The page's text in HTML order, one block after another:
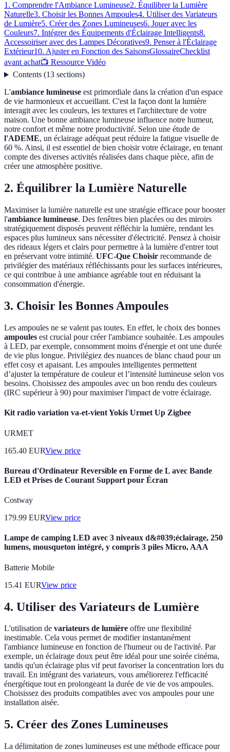
1. Comprendre l'Ambiance Lumineuse2. Équilibrer la Lumière
Naturelle3. Choisir les Bonnes Ampoules4. Utiliser des Variateurs
de Lumière5. Créer des Zones Lumineuses6. Jouer avec les
Couleurs7. Intégrer des Équipements d'Éclairage Intelligents8.
Accessoiriser avec des Lampes Décoratives9. Penser à l'Éclairage
Extérieur10. Ajuster en Fonction des SaisonsGlossaireChecklist
avant achat📺 Ressource Vidéo
Contents(13 sections)
L'ambiance lumineuse est primordiale dans la création d'un espace
de vie harmonieux et accueillant. C'est la façon dont la lumière
interagit avec les couleurs, les textures et l'architecture de votre
maison. Une bonne ambiance lumineuse influence notre humeur,
notre confort et même notre productivité. Selon une étude de
l'ADEME, un éclairage adéquat peut réduire la fatigue visuelle de
60 %. Ainsi, il est essentiel de bien choisir votre éclairage, en tenant
compte des diverses activités réalisées dans chaque pièce, afin de
créer une atmosphère positive.
2. Équilibrer la Lumière Naturelle
Maximiser la lumière naturelle est une stratégie efficace pour booster
l'ambiance lumineuse. Des fenêtres bien placées ou des miroirs
stratégiquement disposés peuvent réfléchir la lumière, rendant les
espaces plus lumineux sans nécessiter d'électricité. Pensez à choisir
des rideaux légers et clairs pour permettre à la lumière d'entrer tout
en préservant votre intimité. UFC-Que Choisir recommande de
privilégier des matériaux réfléchissants pour les surfaces intérieures,
ce qui contribue à une ambiance agréable tout en réduisant la
consommation d'énergie.
3. Choisir les Bonnes Ampoules
Les ampoules ne se valent pas toutes. En effet, le choix des bonnes
ampoules est crucial pour créer l'ambiance souhaitée. Les ampoules
à LED, par exemple, consomment moins d'énergie et ont une durée
de vie plus longue. Privilégiez des nuances de blanc chaud pour un
effet cosy et apaisant. Les ampoules intelligentes permettent
d’ajuster la température de couleur et l’intensité lumineuse selon vos
besoins. Choisissez des ampoules avec un bon rendu des couleurs
(IRC supérieur à 90) pour maximiser l'impact de votre éclairage.
Kit radio variation va-et-vient Yokis Urmet Up Zigbee
URMET
165.40 EURView price
Bureau d'Ordinateur Reversible en Forme de L avec Bande
LED et Prises de Courant Support pour Écran
Costway
179.99 EURView price
Lampe de camping LED avec 3 niveaux d&#039;éclairage, 250
lumens, mousqueton intégré, y compris 3 piles Micro, AAA
Batterie Mobile
15.41 EURView price
4. Utiliser des Variateurs de Lumière
L'utilisation de variateurs de lumière offre une flexibilité
inestimable. Cela vous permet de modifier instantanément
l'ambiance lumineuse en fonction de l'humeur ou de l'activité. Par
exemple, un éclairage doux peut être idéal pour une soirée cinéma,
tandis qu'un éclairage plus vif peut favoriser la concentration lors du
travail. En intégrant des variateurs, vous améliorerez l'efficacité
énergétique tout en prolongeant la durée de vie de vos ampoules.
Choisissez des produits compatibles avec vos ampoules pour une
installation aisée.
5. Créer des Zones Lumineuses
La délimitation de zones lumineuses est une méthode efficace pour